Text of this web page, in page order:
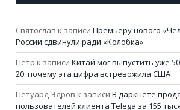
Святослав к записи Премьеру нового
России сдвинули ради «Колобка»
Петр к записи Китай мог выпустить уже
20: почему эта цифра встревожила США
Петуард Эдров к записи В даркнете
пользователей клиента Telega за 155